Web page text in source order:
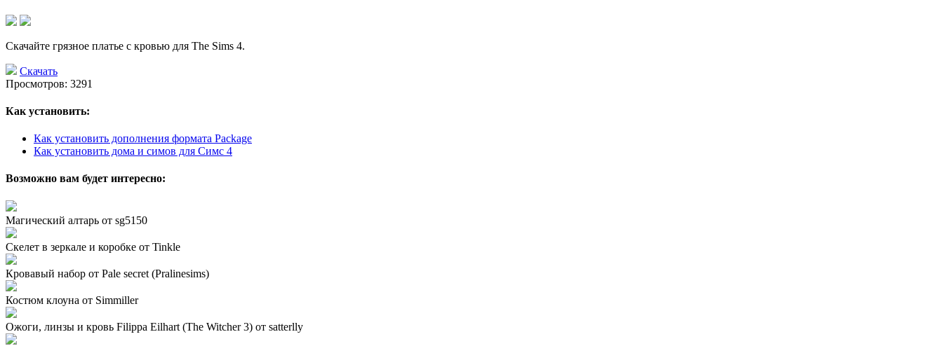
Скачайте грязное платье с кровью для The Sims 4.
Скачать
Просмотров: 3291
Как установить:
Как установить дополнения формата Package
Как установить дома и симов для Симс 4
Возможно вам будет интересно:
Магический алтарь от sg5150
Скелет в зеркале и коробке от Tinkle
Кровавый набор от Pale secret (Pralinesims)
Костюм клоуна от Simmiller
Ожоги, линзы и кровь Filippa Eilhart (The Witcher 3) от satterlly